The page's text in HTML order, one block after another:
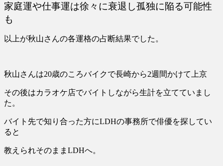
家庭運や仕事運は徐々に衰退し孤独に陥る可能性
も
以上が秋山さんの各運格の占断結果でした。
秋山さんは20歳のころバイクで長崎から2週間かけて上京
その後はカラオケ店でバイトしながら生計を立てていまし
た。
バイト先で知り合った方にLDHの事務所で俳優を探してい
ると
教えられそのままLDHへ。